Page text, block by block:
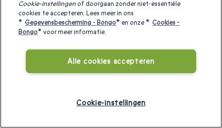
Cookie-instellingen of doorgaan zonder niet-essentiële
cookies te accepteren. Lees meer in ons
* Gegevensbescherming - Bongo* en onze * Cookies -
Bongo* voor meer informatie.
Alle cookies accepteren
Cookie-instellingen